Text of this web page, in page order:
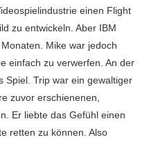
einen Flight
zu entwickeln. Aber IBM
Mike war jedoch
einfach zu verwerfen. An der
Spiel. Trip war ein gewaltiger
zuvor erschienenen,
Er liebte das Gefühl einen
retten zu können. Also